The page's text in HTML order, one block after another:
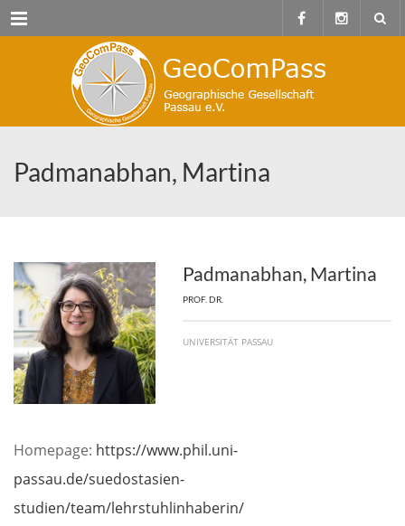
Menu
Padmanabhan, Martina
Padmanabhan, Martina
PROF. DR.
UNIVERSITÄT PASSAU
Homepage: https://www.phil.uni-
passau.de/suedostasien-
studien/team/lehrstuhlinhaberin/